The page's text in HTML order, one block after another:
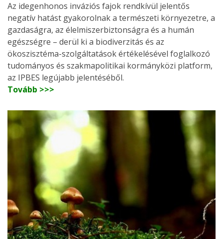
Az idegenhonos inváziós fajok rendkívül jelentős
negatív hatást gyakorolnak a természeti környezetre, a
gazdaságra, az élelmiszerbiztonságra és a humán
egészségre – derül ki a biodiverzitás és az
ökoszisztéma-szolgáltatások értékelésével foglalkozó
tudományos és szakmapolitikai kormányközi platform,
az IPBES legújabb jelentéséből.
Tovább >>>